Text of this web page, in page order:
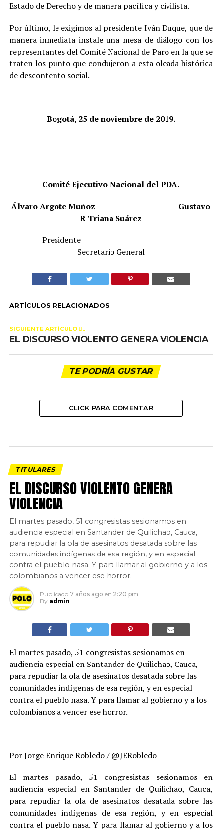
Estado de Derecho y de manera pacífica y civilista.
Por último, le exigimos al presidente Iván Duque, que de
manera inmediata instale una mesa de diálogo con los
representantes del Comité Nacional de Paro en la que se
traten los punto que condujeron a esta oleada histórica
de descontento social.
Bogotá, 25 de noviembre de 2019.
Comité Ejecutivo Nacional del PDA.
Álvaro Argote Muñoz
Gustavo
R Triana Suárez
Presidente
Secretario General
ARTÍCULOS RELACIONADOS
SIGUIENTE ARTÍCULO 👈🏻
EL DISCURSO VIOLENTO GENERA VIOLENCIA
TE PODRÍA GUSTAR
CLICK PARA COMENTAR
TITULARES
EL DISCURSO VIOLENTO GENERA
VIOLENCIA
El martes pasado, 51 congresistas sesionamos en
audiencia especial en Santander de Quilichao, Cauca,
para repudiar la ola de asesinatos desatada sobre las
comunidades indígenas de esa región, y en especial
contra el pueblo nasa. Y para llamar al gobierno y a los
colombianos a vencer ese horror.
Publicado 7 años ago en 2:20 pm
By admin
El martes pasado, 51 congresistas sesionamos en
audiencia especial en Santander de Quilichao, Cauca,
para repudiar la ola de asesinatos desatada sobre las
comunidades indígenas de esa región, y en especial
contra el pueblo nasa. Y para llamar al gobierno y a los
colombianos a vencer ese horror.
Por Jorge Enrique Robledo / @JERobledo
El martes pasado, 51 congresistas sesionamos en
audiencia especial en Santander de Quilichao, Cauca,
para repudiar la ola de asesinatos desatada sobre las
comunidades indígenas de esa región, y en especial
contra el pueblo nasa. Y para llamar al gobierno y a los